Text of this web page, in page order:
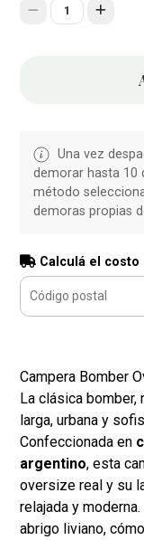
1
Una vez
demorar hasta 10
método
demoras propias
Calculá el costo
Campera Bomber
La clásica bomber,
larga, urbana y
Confeccionada en
argentino, esta
oversize real y su
relajada y
abrigo liviano,